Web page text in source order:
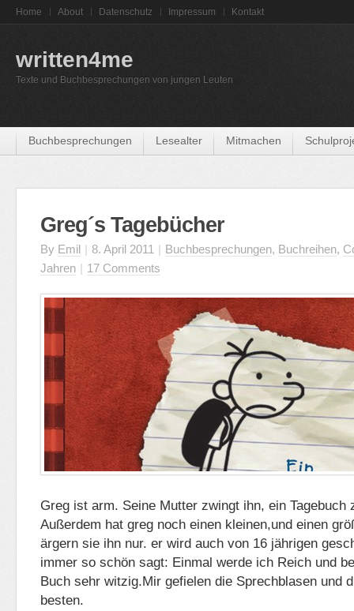
Home About Datenschutz Impressum Kontakt
written4me
Texte und Buchbesprechungen von jungen Leuten
Buchbesprechungen Lesealter Mitmachen
Greg´s Tagebücher
By Emil | 8. April 2011 | Buchbesprechungen, Buchreihen,
Jahren | 17 Comments
Greg ist arm. Seine Mutter zwingt ihn, ein Tagebuch
Außerdem hat greg noch einen kleinen,und einen
ärgern sie ihn nur. er wird auch von 16 jährigen
immer so schön sagt: Einmal werde ich Reich und
Buch sehr witzig.Mir gefielen die Sprechblasen und
besten.